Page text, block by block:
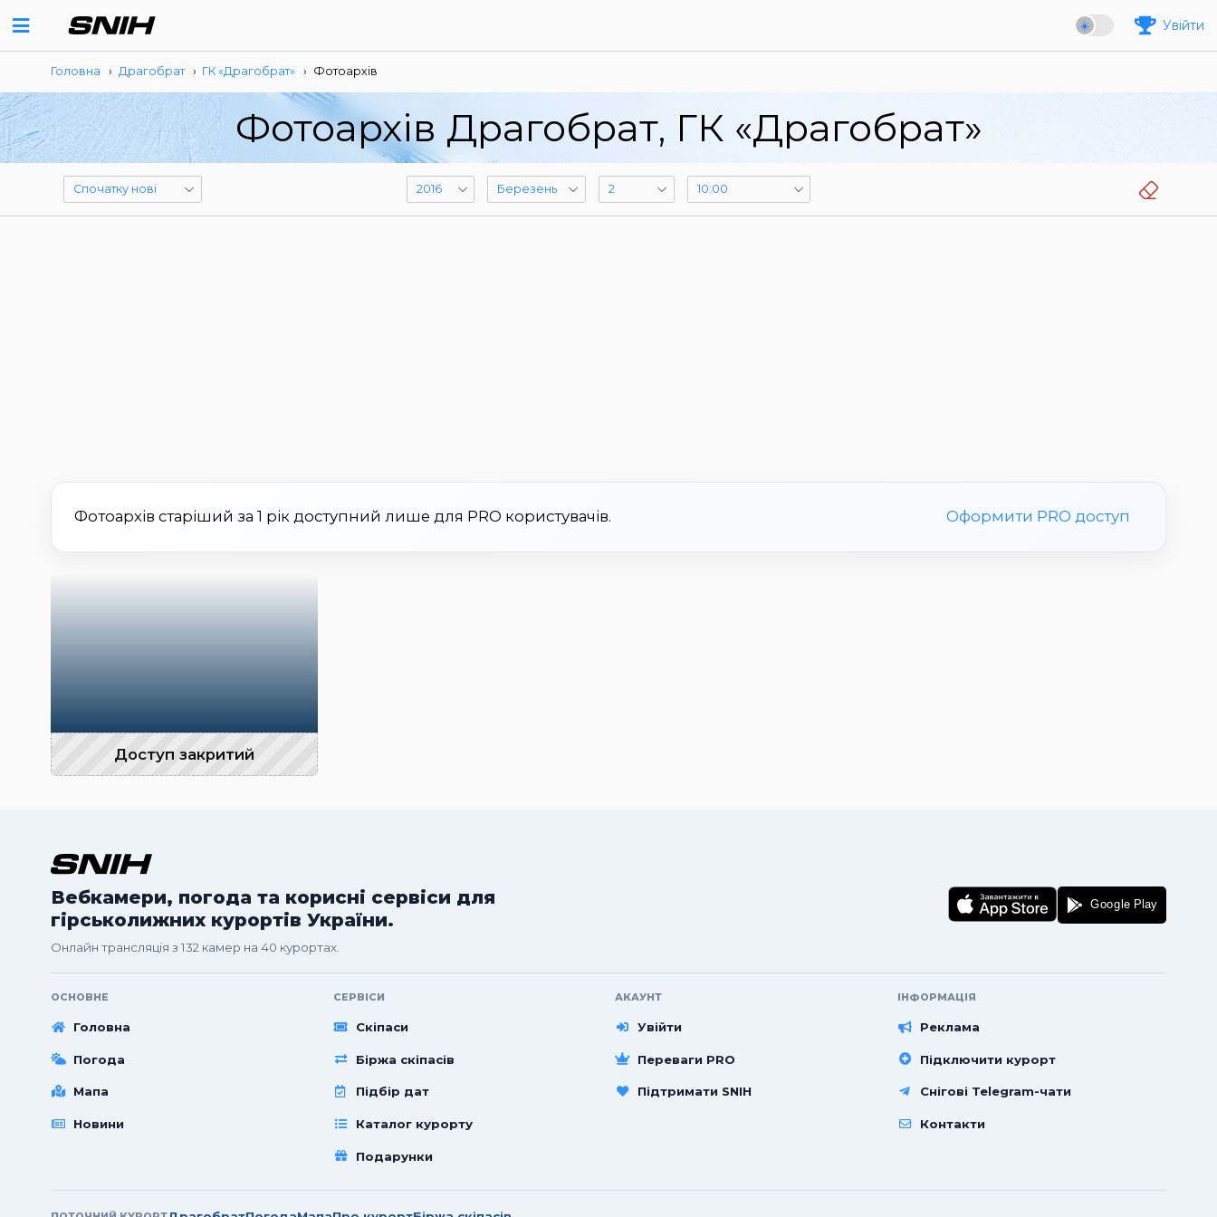
Увійти
Головна › Драгобрат › ГК «Драгобрат» › Фотоархів
Фотоархів Драгобрат, ГК «Драгобрат»
Фотоархів старіший за 1 рік доступний лише для PRO користувачів. Оформити PRO доступ
Доступ закритий
Вебкамери, погода та корисні сервіси для
гірськолижних курортів України.
Онлайн трансляція з 132 камер на 40 курортах.
ОСНОВНЕ
Головна
Погода
Мапа
Новини
СЕРВІСИ
Скіпаси
Біржа скіпасів
Підбір дат
Каталог курорту
Подарунки
АКАУНТ
Увійти
Переваги PRO
Підтримати SNIH
ІНФОРМАЦІЯ
Реклама
Підключити курорт
Снігові Telegram-чати
Контакти